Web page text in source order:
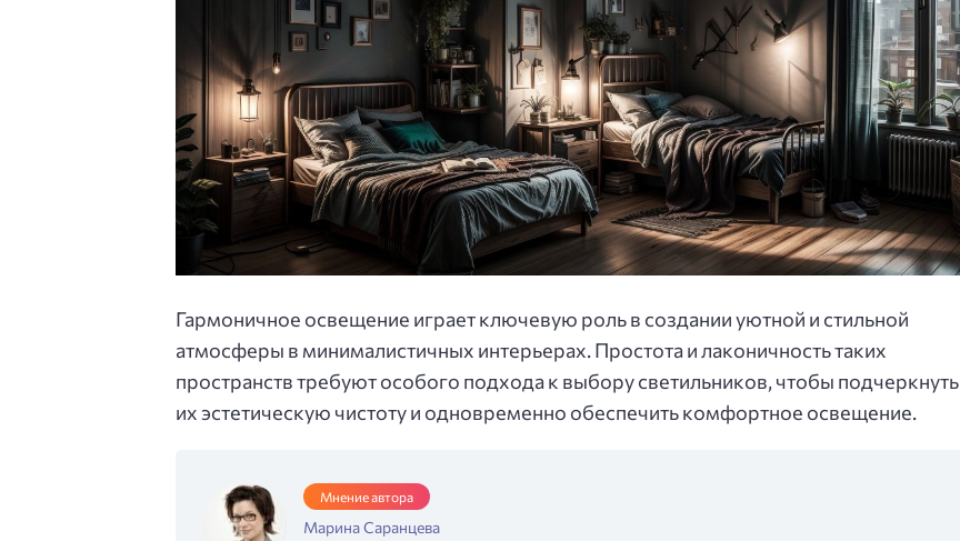
Гармоничное освещение играет ключевую роль в создании уютной и стильной
атмосферы в минималистичных интерьерах. Простота и лаконичность таких
пространств требуют особого подхода к выбору светильников, чтобы подчеркнуть
их эстетическую чистоту и одновременно обеспечить комфортное освещение.
Мнение автора
Марина Саранцева